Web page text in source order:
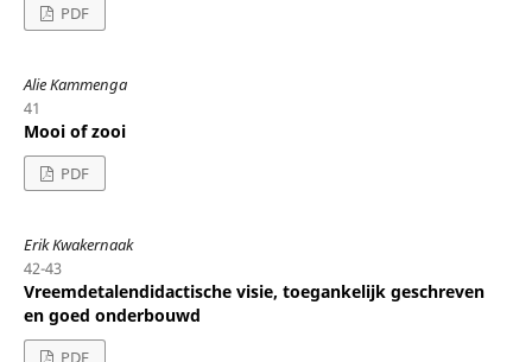
PDF
Alie Kammenga
41
Mooi of zooi
PDF
Erik Kwakernaak
42-43
Vreemdetalendidactische visie, toegankelijk geschreven
en goed onderbouwd
PDF